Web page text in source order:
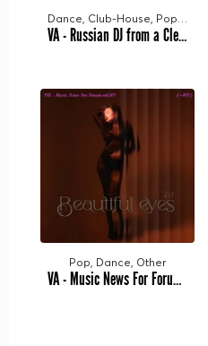
VA - Russian DJ from a Clean Sheet 14 (2025) MP3
Pop, Dance, Other
VA - Music News For Forum vol.101 (2025) MP3